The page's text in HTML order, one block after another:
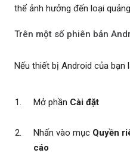
thể ảnh hưởng đến loại
Trên một số phiên bản
Nếu thiết bị Android của bạn
Mở phần Cài đặt
Nhấn vào mục Quyền
cáo